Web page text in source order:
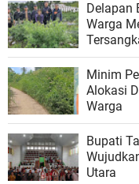
Delapan
Warga
Minim
Alokasi
Warga
Bupati
Utara